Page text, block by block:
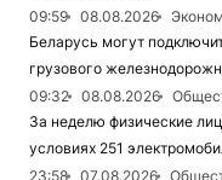
09:59
08.08.2026
Беларусь могут
грузового
09:32
08.08.2026
За неделю физические
условиях 251
23:58
07.08.2026